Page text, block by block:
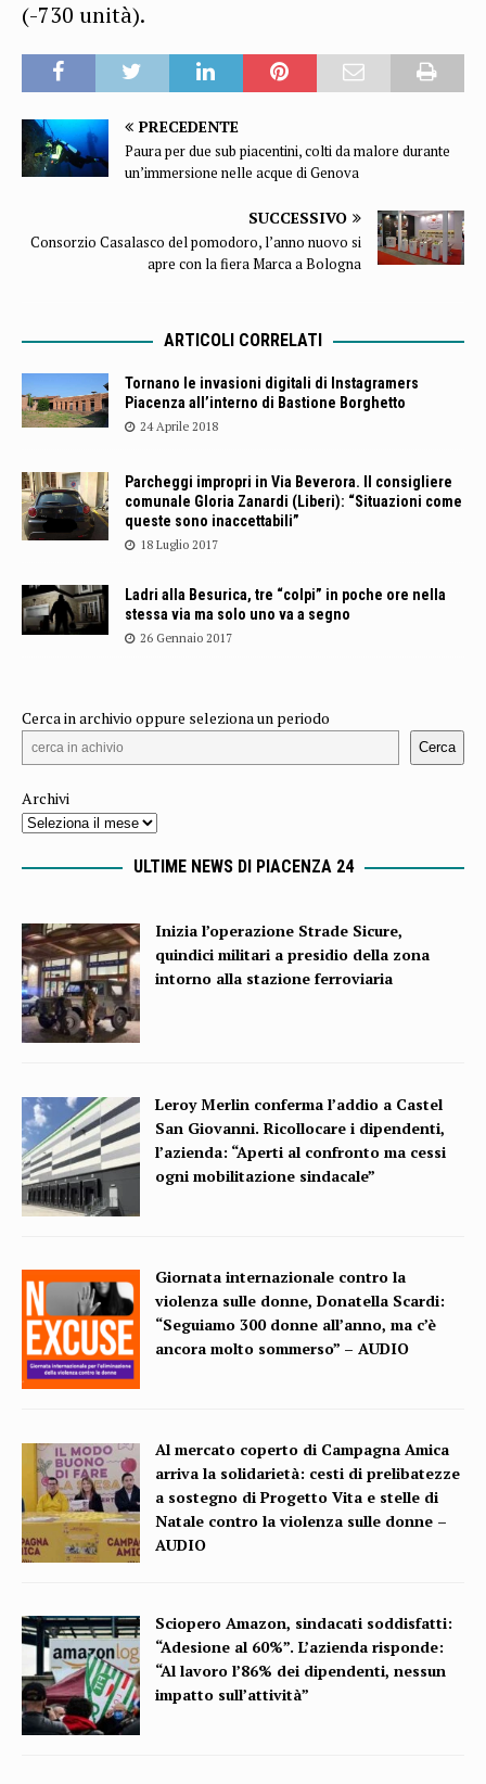
(-730 unità).
PRECEDENTE
Paura per due sub piacentini, colti da malore durante
un’immersione nelle acque di Genova
SUCCESSIVO
Consorzio Casalasco del pomodoro, l’anno nuovo si
apre con la fiera Marca a Bologna
ARTICOLI CORRELATI
Tornano le invasioni digitali di Instagramers
Piacenza all’interno di Bastione Borghetto
24 Aprile 2018
Parcheggi impropri in Via Beverora. Il consigliere
comunale Gloria Zanardi (Liberi): “Situazioni come
queste sono inaccettabili”
18 Luglio 2017
Ladri alla Besurica, tre “colpi” in poche ore nella
stessa via ma solo uno va a segno
26 Gennaio 2017
Cerca in archivio oppure seleziona un periodo
Cerca
Archivi
ULTIME NEWS DI PIACENZA 24
Inizia l’operazione Strade Sicure,
quindici militari a presidio della zona
intorno alla stazione ferroviaria
Leroy Merlin conferma l’addio a Castel
San Giovanni. Ricollocare i dipendenti,
l’azienda: “Aperti al confronto ma cessi
ogni mobilitazione sindacale”
Giornata internazionale contro la
violenza sulle donne, Donatella Scardi:
“Seguiamo 300 donne all’anno, ma c’è
ancora molto sommerso” – AUDIO
Al mercato coperto di Campagna Amica
arriva la solidarietà: cesti di prelibatezze
a sostegno di Progetto Vita e stelle di
Natale contro la violenza sulle donne –
AUDIO
Sciopero Amazon, sindacati soddisfatti:
“Adesione al 60%”. L’azienda risponde:
“Al lavoro l’86% dei dipendenti, nessun
impatto sull’attività”